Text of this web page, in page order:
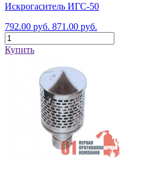
Искрогаситель ИГС-50
792.00 руб. 871.00 руб.
Купить